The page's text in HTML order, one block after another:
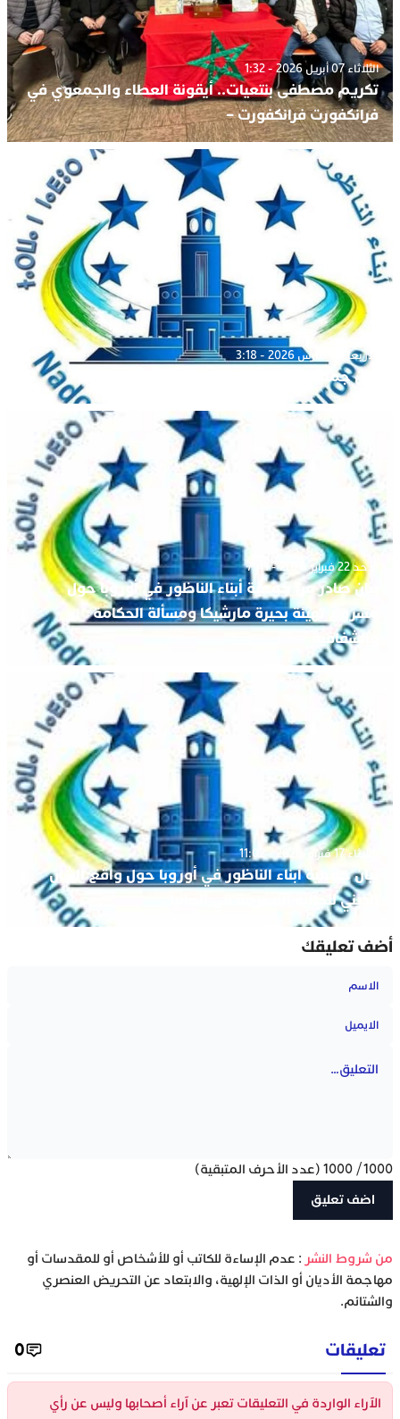
الثلاثاء 07 أبريل 2026 - 1:32
تكريم مصطفى بنتعيات.. أيقونة العطاء والجمعوي في
فرانكفورت فرانكفورت –
الأربعاء 11 مارس 2026 - 3:18
بيان جمعية أبناء الناظور في أوروبا
الأحد 22 فبراير 2026 - 7:41
بيان صادر عن جمعية أبناء الناظور في أوروبا حول
مشروع تهيئة بحيرة مارشيكا ومسألة الحكامة
والشفافية.
الثلاثاء 17 فبراير 2026 - 11:02
بيان جمعية أبناء الناظور في أوروبا حول واقع الشأن
الديني للجالية المغربية في ألمانيا .
أضف تعليقك
1000
/
1000 (عدد الأحرف المتبقية)
‫من شروط النشر : عدم الإساءة للكاتب أو للأشخاص أو للمقدسات أو
مهاجمة الأديان أو الذات الإلهية، والابتعاد عن التحريض العنصري
والشتائم.
تعليقات 0
الآراء الواردة في التعليقات تعبر عن آراء أصحابها وليس عن رأي